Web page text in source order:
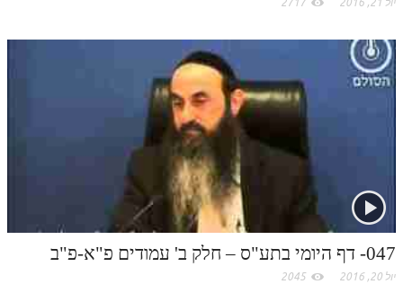
יול 21, 2016 2717
047- דף היומי בתע"ס – חלק ב' עמודים פ"א-פ"ב
יול 20, 2016 2045